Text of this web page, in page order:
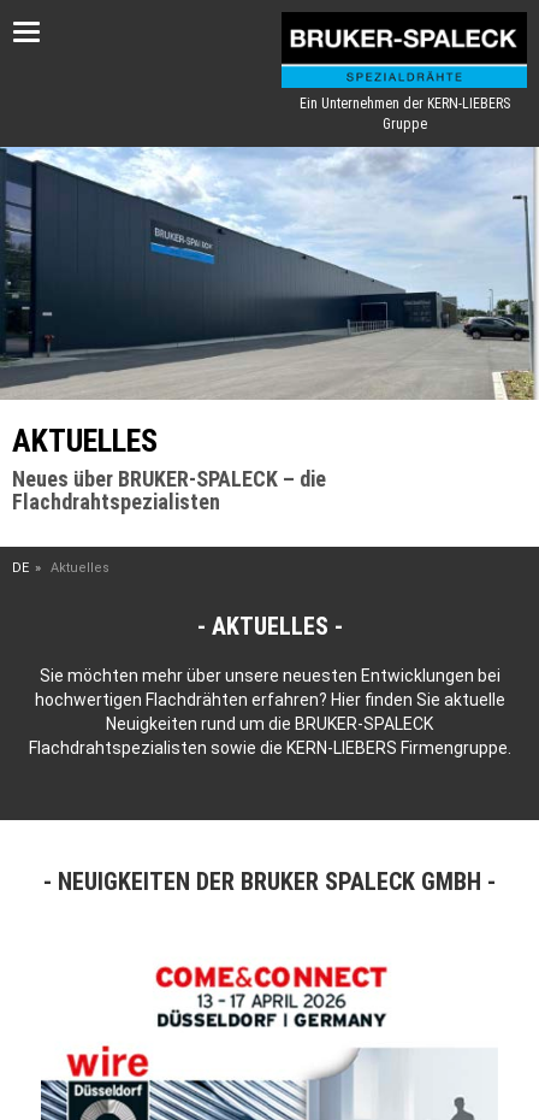
Toggle
Ein Unternehmen der KERN-LIEBERS
Gruppe
AKTUELLES
Neues über BRUKER-SPALECK – die
Flachdrahtspezialisten
DE Aktuelles
AKTUELLES
Sie möchten mehr über unsere neuesten Entwicklungen bei
hochwertigen Flachdrähten erfahren? Hier finden Sie aktuelle
Neuigkeiten rund um die BRUKER-SPALECK
Flachdrahtspezialisten sowie die KERN-LIEBERS Firmengruppe.
NEUIGKEITEN DER BRUKER SPALECK GMBH